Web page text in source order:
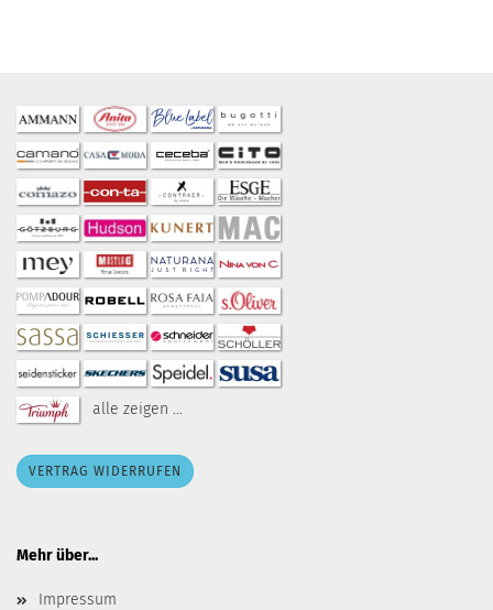
alle zeigen ...
VERTRAG WIDERRUFEN
Mehr über...
Impressum